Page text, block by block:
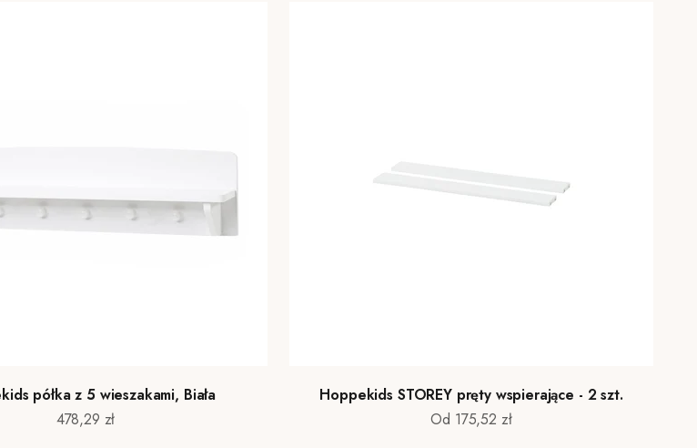
półka z 5 wieszakami, Biała
Cena promocyjna
478,29 zł
Hoppekids STOREY pręty wspierające - 2 szt.
Cena promocyjna
Od 175,52 zł